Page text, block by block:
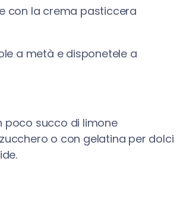
con la crema pasticcera
a metà e disponetele a
poco succo di limone
o con gelatina per dolci